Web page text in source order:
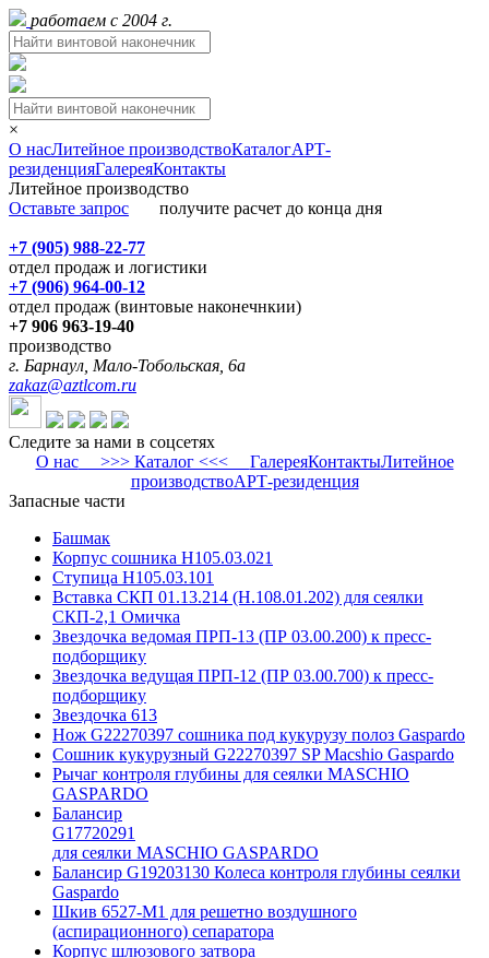
работаем с 2004 г.
×
О насЛитейное производствоКаталогАРТ-
резиденцияГалереяКонтакты
Литейное производство
Оставьте запрос получите расчет до конца дня
+7 (905) 988-22-77
отдел продаж и логистики
+7 (906) 964-00-12
отдел продаж (винтовые наконечнкии)
+7 906 963-19-40
производство
г. Барнаул, Мало-Тобольская, 6а
zakaz@aztlcom.ru
Следите за нами в соцсетях
О нас>>> Каталог <<< ГалереяКонтактыЛитейное
производствоАРТ-резиденция
Запасные части
Башмак
Корпус сошника Н105.03.021
Ступица Н105.03.101
Вставка СКП 01.13.214 (Н.108.01.202) для сеялки
СКП-2,1 Омичка
Звездочка ведомая ПРП-13 (ПР 03.00.200) к пресс-
подборщику
Звездочка ведущая ПРП-12 (ПР 03.00.700) к пресс-
подборщику
Звездочка 613
Нож G22270397 сошника под кукурузу полоз Gaspardo
Сошник кукурузный G22270397 SP Macshio Gaspardo
Рычаг контроля глубины для сеялки MASCHIO
GASPARDO
Балансир
G17720291
для сеялки MASCHIO GASPARDO
Балансир G19203130 Колеса контроля глубины сеялки
Gaspardo
Шкив 6527-М1 для решетно воздушного
(аспирационного) сепаратора
Корпус шлюзового затвора